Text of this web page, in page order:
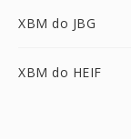
XBM do JBG
XBM do HEIF